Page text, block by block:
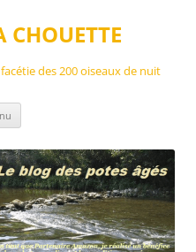
CHOUETTE
des 200 oiseaux de nuit